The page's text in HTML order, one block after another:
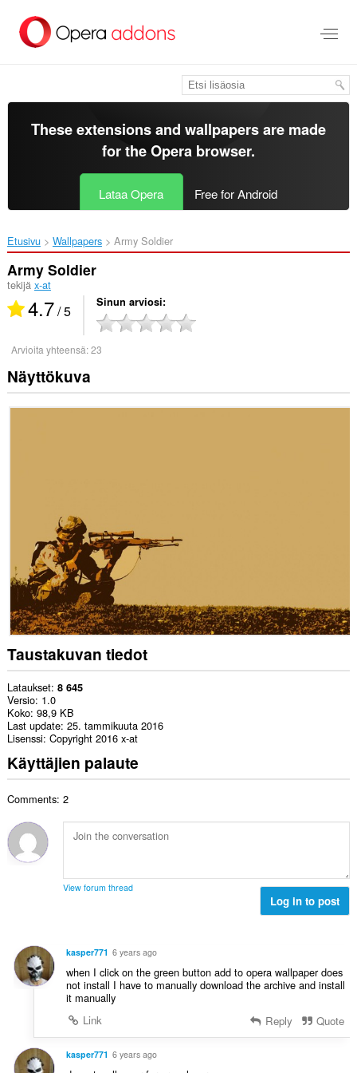
pääsisältöön
These extensions and wallpapers are made
for theOpera browser.
Lataa Opera Free for Android
Etusivu Wallpapers Army Soldier‎
Army Soldier
tekijä x-at
4.7/ 5 Sinun arviosi
Arvioita yhteensä:23
Näyttökuva
Taustakuvan tiedot
Lataukset 8 645
Versio 1.0
Koko 98,9 KB
Last update 25. tammikuuta 2016
Lisenssi Copyright 2016 x-at
Käyttäjien palaute
Comments: 2
View forum thread
Log in to post
kasper771 6 years ago
when I click on the green button add to opera wallpaper does
not install I have to manually download the archive and install
it manually
Link
Reply Quote
kasper771 6 years ago